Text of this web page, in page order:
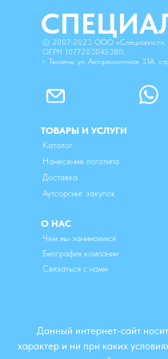
Аутсорсинг закупок
Доставка
Нанесение логотипа
Каталог
ТОВАРЫ И УСЛУГИ
Биография компании
Чем мы занимаемся
Связаться с нами
О НАС
© 2007-2023 ООО
ОГРН 1077203045380;
г. Тюмень, ул. Авторемонтная 31А,
Данный интернет-сайт
характер и ни при каких